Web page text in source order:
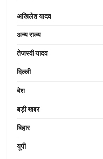
अखिलेश यादव
अन्य राज्य
तेजस्वी यादव
दिल्ली
देश
बड़ी खबर
बिहार
यूपी